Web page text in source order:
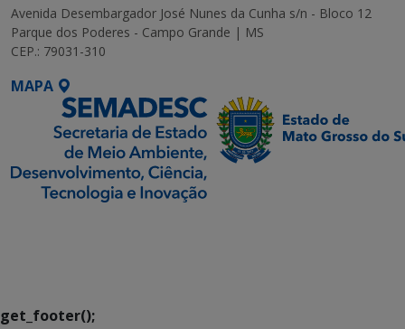
Avenida Desembargador José Nunes da Cunha s/n - Bloco 12
Parque dos Poderes - Campo Grande | MS
CEP.: 79031-310
MAPA
get_footer();